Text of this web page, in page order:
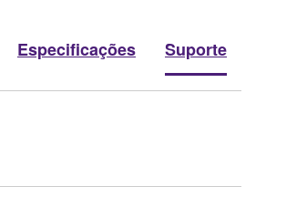
Especificações Suporte